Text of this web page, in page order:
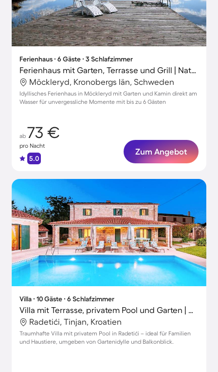
Ferienhaus ∙ 6 Gäste ∙ 3 Schlafzimmer
Ferienhaus mit Garten, Terrasse und Grill | Naturblick
Möckleryd, Kronobergs län, Schweden
Idyllisches Ferienhaus in Möckleryd mit Garten und Kamin direkt am
Wasser für unvergessliche Momente mit bis zu 6 Gästen
ab 73 €
pro Nacht
5.0
Zum Angebot
Villa ∙ 10 Gäste ∙ 6 Schlafzimmer
Villa mit Terrasse, privatem Pool und Garten | Gartenblick
Radetići, Tinjan, Kroatien
Traumhafte Villa mit privatem Pool in Radetići – ideal für Familien
und Haustiere, umgeben von Gartenidylle und Balkonblick.